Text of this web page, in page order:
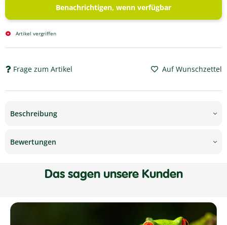
Benachrichtigen, wenn verfügbar
Artikel vergriffen
Frage zum Artikel Auf Wunschzettel
Beschreibung
Bewertungen
Das sagen unsere Kunden